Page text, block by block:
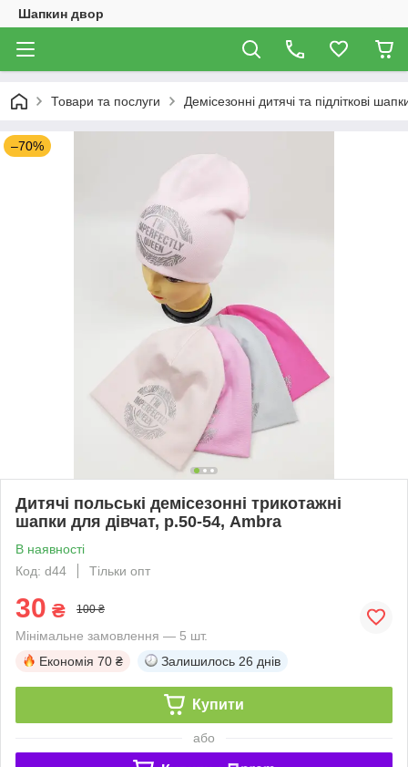
Шапкин двор
Товари та послуги Демісезонні дитячі та підліткові
–70%
Дитячі польські демісезонні трикотажні
шапки для дівчат, р.50-54, Ambra
В наявності
Код: d44
Тільки опт
30 ₴ 100 ₴
Мінімальне замовлення — 5 шт.
Економія 70 ₴ Залишилось 26 днів
Купити
або